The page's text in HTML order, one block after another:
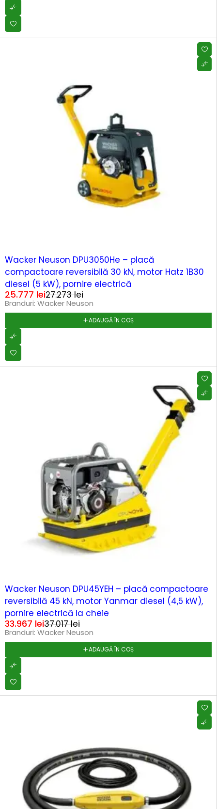
Wacker Neuson DPU3050He – placă
compactoare reversibilă 30 kN, motor Hatz 1B30
diesel (5 kW), pornire electrică
27.273lei
25.777 lei
Branduri: Wacker Neuson
ADAUGĂ ÎN COȘ
Wacker Neuson DPU45YEH – placă compactoare
reversibilă 45 kN, motor Yanmar diesel (4,5 kW),
pornire electrică la cheie
37.017lei
33.967 lei
Branduri: Wacker Neuson
ADAUGĂ ÎN COȘ